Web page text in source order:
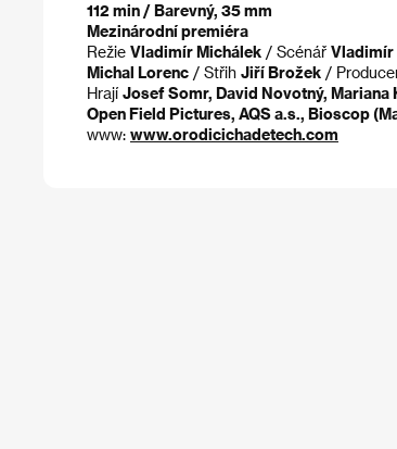
112 min / Barevný, 35 mm
Mezinárodní premiéra
Režie Vladimír Michálek / Scénář Vladimír
Michal Lorenc / Střih Jiří Brožek /
Hrají Josef Somr, David Novotný,
Open Field Pictures, AQS a.s., Bioscop
www: www.orodicichadetech.com